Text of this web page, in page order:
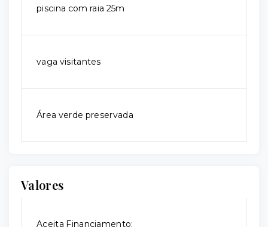
piscina com raia 25m
vaga visitantes
Área verde preservada
Valores
Aceita Financiamento: